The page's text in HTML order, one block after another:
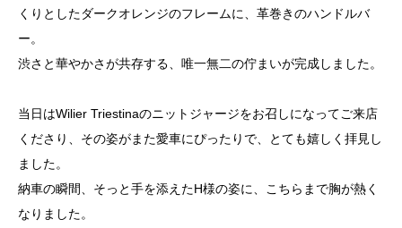
くりとしたダークオレンジのフレームに、革巻きのハンドルバ
ー。
渋さと華やかさが共存する、唯一無二の佇まいが完成しました。
当日はWilier Triestinaのニットジャージをお召しになってご来店
くださり、その姿がまた愛車にぴったりで、とても嬉しく拝見し
ました。
納車の瞬間、そっと手を添えたH様の姿に、こちらまで胸が熱く
なりました。